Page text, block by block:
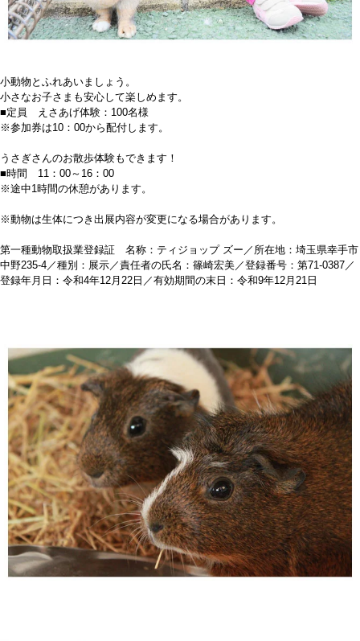
小動物とふれあいましょう。
小さなお子さまも安心して楽しめます。
■定員 えさあげ体験：100名様
※参加券は10：00から配付します。
うさぎさんのお散歩体験もできます！
■時間 11：00～16：00
※途中1時間の休憩があります。
※動物は生体につき出展内容が変更になる場合があります。
第一種動物取扱業登録証 名称：ティジョップ ズー／所在地：埼玉県幸手市
中野235‐4／種別：展示／責任者の氏名：篠崎宏美／登録番号：第71‐0387／
登録年月日：令和4年12月22日／有効期間の末日：令和9年12月21日